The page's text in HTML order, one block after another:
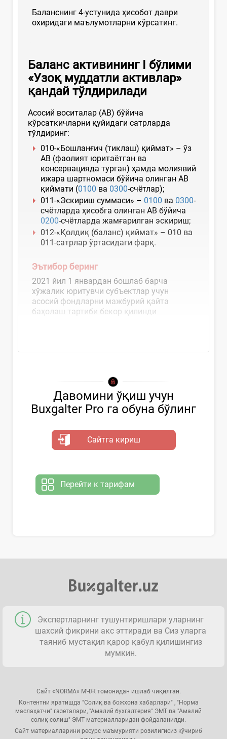
Баланснинг 4-устунида ҳисобот даври
охиридаги маълумотларни кўрсатинг.
Баланс активининг I бўлими
«Узоқ муддатли активлар»
қандай тўлдирилади
Асосий воситалар (АВ) бўйича
кўрсаткичларни қуйидаги сатрларда
тўлдиринг:
010-«Бошланғич (тиклаш) қиймат» – ўз
АВ (фаолият юритаётган ва
консервацияда турган) ҳамда молиявий
ижара шартномаси бўйича олинган АВ
қиймати (0100 ва 0300-счётлар);
011-«Эскириш суммаси» – 0100 ва 0300-
счётларда ҳисобга олинган АВ бўйича
0200-счётларда жамғарилган эскириш;
012-«Қолдиқ (баланс) қиймат» – 010 ва
011-сатрлар ўртасидаги фарқ.
Эътибор беринг
2021 йил 1 январдан бошлаб барча
хўжалик юритувчи субъектлар учун
асосий фондларни мажбурий қайта
баҳолаш тартиби бекор қилинди
Давомини ўқиш учун
Buxgalter Pro га обуна бўлинг
Сайтга кириш
Перейти к тарифам
Экспертларнинг тушунтиришлари уларнинг
шахсий фикрини акс эттиради ва Сиз уларга
таяниб мустақил қарор қабул қилишингиз
мумкин.
Сайт «NORMA» МЧЖ томонидан ишлаб чиқилган.
Контентни яратишда "Солиқ ва божхона хабарлари" , "Норма
маслаҳатчи" газеталари, "Амалий бухгалтерия" ЭМТ ва "Амалий
солиқ солиш" ЭМТ материалларидан фойдаланилди.
Сайт материалларини ресурс маъмурияти розилигисиз кўчириб